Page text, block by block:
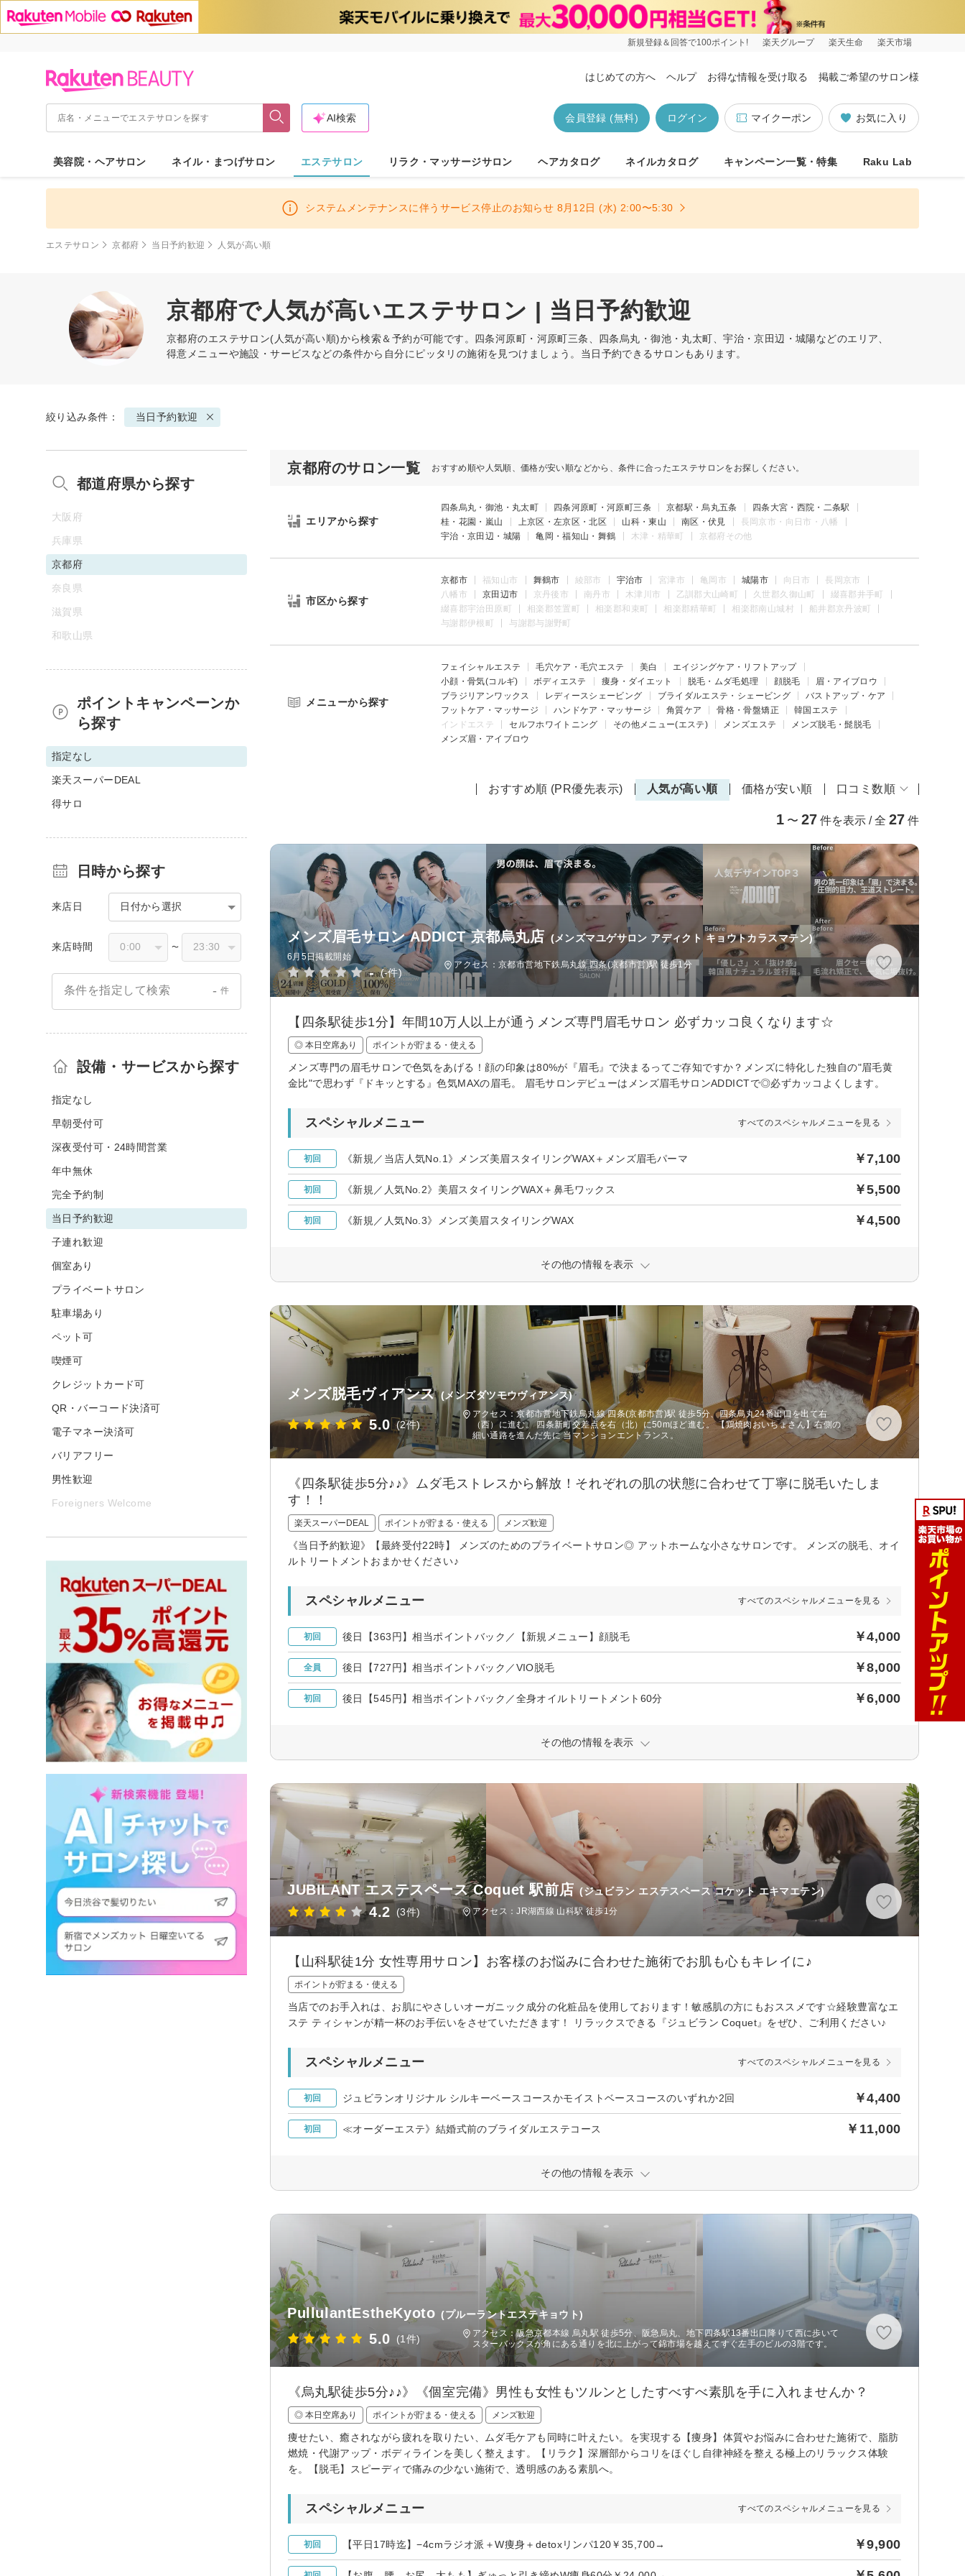
新規登録＆回答で100ポイント! 楽天グループ 楽天生命 楽天市場
はじめての方へ ヘルプ お得な情報を受け取る 掲載ご希望のサロン様
お気に入り
マイクーポン
ログイン
会員登録 (無料)
AI検索
美容院・ヘアサロン ネイル・まつげサロン エステサロン リラク・マッサージサロン ヘアカタログ ネイルカタログ キャンペーン一覧・特集 Raku Lab
システムメンテナンスに伴うサービス停止のお知らせ 8月12日 (水) 2:00〜5:30
エステサロン 京都府 当日予約歓迎 人気が高い順
京都府で人気が高いエステサロン | 当日予約歓迎
京都府のエステサロン(人気が高い順)から検索＆予約が可能です。四条河原町・河原町三条、四条烏丸・御池・丸太町、宇治・京田辺・城陽などのエリア、
得意メニューや施設・サービスなどの条件から自分にピッタリの施術を見つけましょう。当日予約できるサロンもあります。
絞り込み条件： 当日予約歓迎
京都府のサロン一覧 おすすめ順や人気順、価格が安い順などから、条件に合ったエステサロンをお探しください。
エリアから探す
四条烏丸・御池・丸太町 四条河原町・河原町三条 京都駅・烏丸五条
四条大宮・西院・二条駅
桂・花園・嵐山
上京区・左京区・北区 山科・東山 南区・伏見
長岡京市・向日市・八幡
宇治・京田辺・城陽
亀岡・福知山・舞鶴 木津・精華町 京都府その他
市区から探す
京都市 福知山市 舞鶴市 綾部市 宇治市 宮津市 亀岡市 城陽市 向日市
長岡京市
八幡市
京田辺市 京丹後市 南丹市 木津川市 乙訓郡大山崎町 久世郡久御山町
綴喜郡井手町
綴喜郡宇治田原町
相楽郡笠置町 相楽郡和束町 相楽郡精華町 相楽郡南山城村
船井郡京丹波町
与謝郡伊根町
与謝郡与謝野町
メニューから探す
フェイシャルエステ 毛穴ケア・毛穴エステ 美白
エイジングケア・リフトアップ
小顔・骨気(コルギ)
ボディエステ 痩身・ダイエット 脱毛・ムダ毛処理 顔脱毛
眉・アイブロウ
ブラジリアンワックス
レディースシェービング ブライダルエステ・シェービング
バストアップ・ケア
フットケア・マッサージ
ハンドケア・マッサージ 角質ケア 骨格・骨盤矯正
韓国エステ
インドエステ
セルフホワイトニング その他メニュー(エステ) メンズエステ
メンズ脱毛・髭脱毛
メンズ眉・アイブロウ
おすすめ順 (PR優先表示) 人気が高い順 価格が安い順 口コミ数順
1 〜 27 件を表示 / 全 27 件
メンズ眉毛サロン ADDICT 京都烏丸店 (メンズマユゲサロン アディクト キョウトカラスマテン)
6月5日掲載開始
- (-件)
アクセス：京都市営地下鉄烏丸線 四条(京都市営)駅 徒歩1分
【四条駅徒歩1分】年間10万人以上が通うメンズ専門眉毛サロン 必ずカッコ良くなります☆
◎ 本日空席あり ポイントが貯まる・使える
メンズ専門の眉毛サロンで色気をあげる！顔の印象は80%が『眉毛』で決まるってご存知ですか？メンズに特化した独自の"眉毛黄
金比"で思わず『ドキッとする』色気MAXの眉毛。 眉毛サロンデビューはメンズ眉毛サロンADDICTで◎必ずカッコよくします。
スペシャルメニュー すべてのスペシャルメニューを見る
初回 《新規／当店人気No.1》メンズ美眉スタイリングWAX＋メンズ眉毛パーマ ￥7,100
初回 《新規／人気No.2》美眉スタイリングWAX＋鼻毛ワックス ￥5,500
初回 《新規／人気No.3》メンズ美眉スタイリングWAX ￥4,500
その他の情報を表示
メンズ脱毛ヴィアンス (メンズダツモウヴィアンス)
5.0 (2件)
アクセス：京都市営地下鉄烏丸線 四条(京都市営)駅 徒歩5分、四条烏丸24番出口を出て右
（西）に進む。 四条新町交差点を右（北）に50mほど進む。 【鶏焼肉おいちょさん】右側の
細い通路を進んだ先に 当マンションエントランス。
《四条駅徒歩5分♪♪》ムダ毛ストレスから解放！それぞれの肌の状態に合わせて丁寧に脱毛いたしま
す！！
楽天スーパーDEAL ポイントが貯まる・使える メンズ歓迎
《当日予約歓迎》【最終受付22時】 メンズのためのプライベートサロン◎ アットホームな小さなサロンです。 メンズの脱毛、オイ
ルトリートメントおまかせください♪
スペシャルメニュー すべてのスペシャルメニューを見る
初回 後日【363円】相当ポイントバック／【新規メニュー】顔脱毛 ￥4,000
全員 後日【727円】相当ポイントバック／VIO脱毛 ￥8,000
初回 後日【545円】相当ポイントバック／全身オイルトリートメント60分 ￥6,000
その他の情報を表示
JUBILANT エステスペース Coquet 駅前店 (ジュビラン エステスペース コケット エキマエテン)
4.2 (3件) アクセス：JR湖西線 山科駅 徒歩1分
【山科駅徒1分 女性専用サロン】お客様のお悩みに合わせた施術でお肌も心もキレイに♪
ポイントが貯まる・使える
当店でのお手入れは、お肌にやさしいオーガニック成分の化粧品を使用しております！敏感肌の方にもおススメです☆経験豊富なエ
ステ ティシャンが精一杯のお手伝いをさせていただきます！ リラックスできる『ジュビラン Coquet』をぜひ、ご利用ください♪
スペシャルメニュー すべてのスペシャルメニューを見る
初回 ジュビランオリジナル シルキーベースコースかモイストベースコースのいずれか2回 ￥4,400
初回 ≪オーダーエステ》結婚式前のブライダルエステコース ￥11,000
その他の情報を表示
PullulantEstheKyoto (プルーラントエステキョウト)
5.0 (1件)
アクセス：阪急京都本線 烏丸駅 徒歩5分、阪急烏丸、地下四条駅13番出口降りて西に歩いて
スターバックスが角にある通りを北に上がって錦市場を越えてすぐ左手のビルの3階です。
《烏丸駅徒歩5分♪♪》《個室完備》男性も女性もツルンとしたすべすべ素肌を手に入れませんか？
◎ 本日空席あり ポイントが貯まる・使える メンズ歓迎
痩せたい、癒されながら疲れを取りたい、ムダ毛ケアも同時に叶えたい。を実現する【痩身】体質やお悩みに合わせた施術で、脂肪
燃焼・代謝アップ・ボディラインを美しく整えます。【リラク】深層部からコリをほぐし自律神経を整える極上のリラックス体験
を。【脱毛】スピーディで痛みの少ない施術で、透明感のある素肌へ。
スペシャルメニュー すべてのスペシャルメニューを見る
初回 【平日17時迄】−4cmラジオ派＋W痩身＋detoxリンパ120￥35,700→ ￥9,900
都道府県から探す
大阪府
兵庫県
京都府
奈良県
滋賀県
和歌山県
ポイントキャンペーンか
ら探す
指定なし
楽天スーパーDEAL
得サロ
日時から探す
来店日 日付から選択
来店時間 〜
条件を指定して検索 - 件
設備・サービスから探す
指定なし
早朝受付可
深夜受付可・24時間営業
年中無休
完全予約制
当日予約歓迎
子連れ歓迎
個室あり
プライベートサロン
駐車場あり
ペット可
喫煙可
クレジットカード可
QR・バーコード決済可
電子マネー決済可
バリアフリー
男性歓迎
Foreigners Welcome